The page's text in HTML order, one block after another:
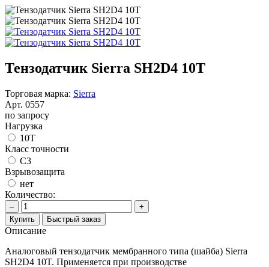
Тензодатчик Sierra SH2D4 10T
Торговая марка: Sierra
Арт. 0557
по запросу
Нагрузка
10T
Класс точности
C3
Взрывозащита
нет
Количество:
–
+
Купить
Быстрый заказ
Описание
Аналоговый тензодатчик мембранного типа (шайба) Sierra
SH2D4 10T. Применяется при производстве